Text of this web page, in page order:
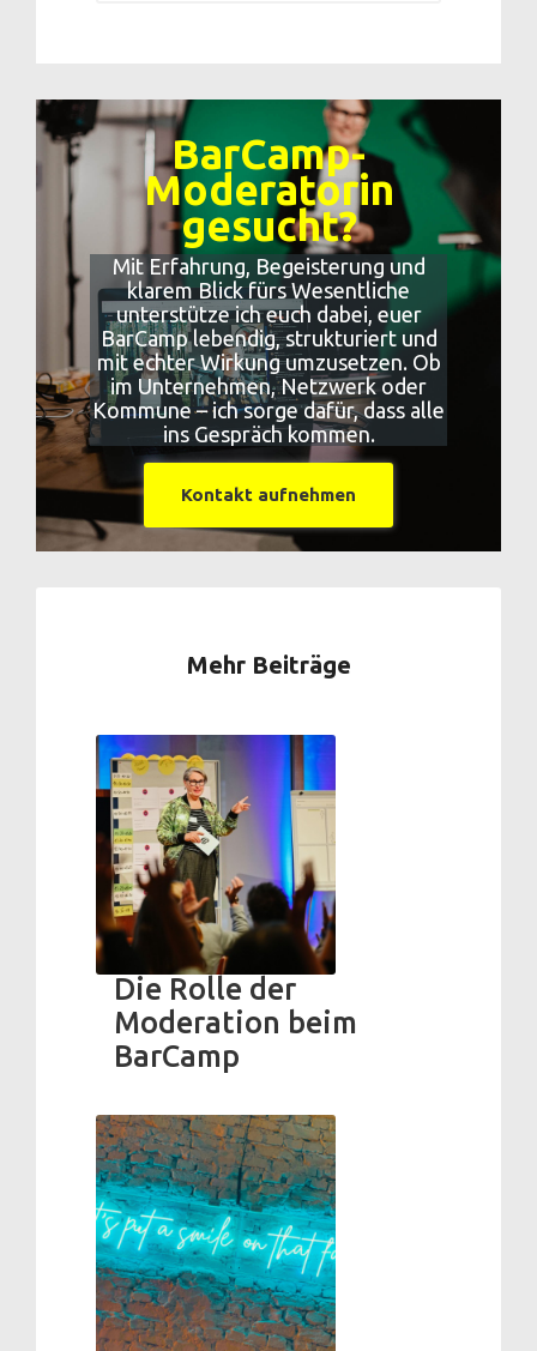
BarCamp-
Moderatorin
gesucht?
Mit Erfahrung, Begeisterung und
klarem Blick fürs Wesentliche
unterstütze ich euch dabei, euer
BarCamp lebendig, strukturiert und
mit echter Wirkung umzusetzen. Ob
im Unternehmen, Netzwerk oder
Kommune – ich sorge dafür, dass alle
ins Gespräch kommen.
Kontakt aufnehmen
Mehr Beiträge
Die Rolle der
Moderation beim
BarCamp